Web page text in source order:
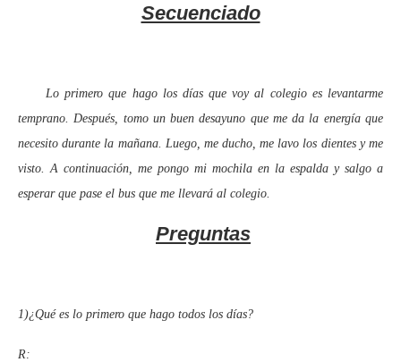
Secuenciado
Lo primero que hago los días que voy al colegio es levantarme
temprano. Después, tomo un buen desayuno que me da la energía que
necesito durante la mañana. Luego, me ducho, me lavo los dientes y me
visto. A continuación, me pongo mi mochila en la espalda y salgo a
esperar que pase el bus que me llevará al colegio.
Preguntas
1)¿Qué es lo primero que hago todos los días?
R: